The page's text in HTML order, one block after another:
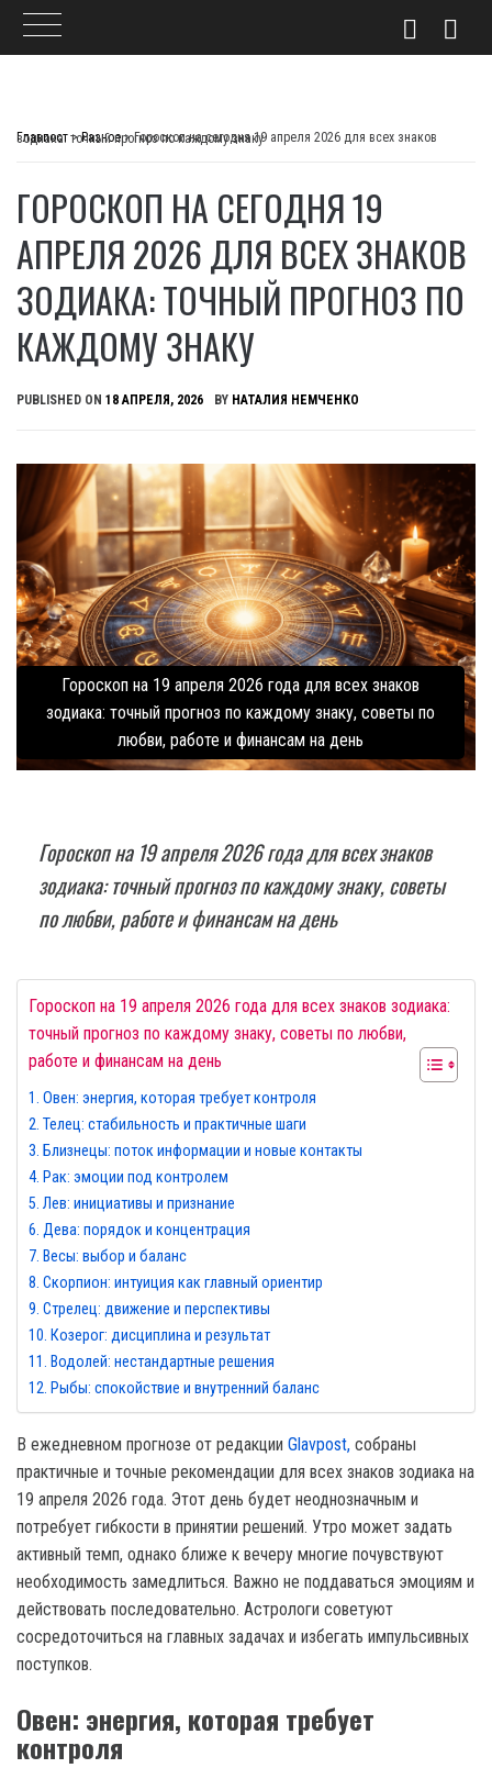
Главпост>Разное>
Гороскоп на сегодня 19 апреля 2026 для всех знаков зодиака: точный прогноз по каждому знаку
ГОРОСКОП НА СЕГОДНЯ 19
АПРЕЛЯ 2026 ДЛЯ ВСЕХ ЗНАКОВ
ЗОДИАКА: ТОЧНЫЙ ПРОГНОЗ ПО
КАЖДОМУ ЗНАКУ
PUBLISHED ON 18 АПРЕЛЯ, 2026 BY НАТАЛИЯ НЕМЧЕНКО
Гороскоп на 19 апреля 2026 года для всех знаков
зодиака: точный прогноз по каждому знаку, советы по
любви, работе и финансам на день
Гороскоп на 19 апреля 2026 года для всех знаков
зодиака: точный прогноз по каждому знаку, советы
по любви, работе и финансам на день
Гороскоп на 19 апреля 2026 года для всех знаков зодиака:
точный прогноз по каждому знаку, советы по любви,
работе и финансам на день
Овен: энергия, которая требует контроля
Телец: стабильность и практичные шаги
Близнецы: поток информации и новые контакты
Рак: эмоции под контролем
Лев: инициативы и признание
Дева: порядок и концентрация
Весы: выбор и баланс
Скорпион: интуиция как главный ориентир
Стрелец: движение и перспективы
Козерог: дисциплина и результат
Водолей: нестандартные решения
Рыбы: спокойствие и внутренний баланс
В ежедневном прогнозе от редакции Glavpost, собраны
практичные и точные рекомендации для всех знаков зодиака на
19 апреля 2026 года. Этот день будет неоднозначным и
потребует гибкости в принятии решений. Утро может задать
активный темп, однако ближе к вечеру многие почувствуют
необходимость замедлиться. Важно не поддаваться эмоциям и
действовать последовательно. Астрологи советуют
сосредоточиться на главных задачах и избегать импульсивных
поступков.
Овен: энергия, которая требует
контроля